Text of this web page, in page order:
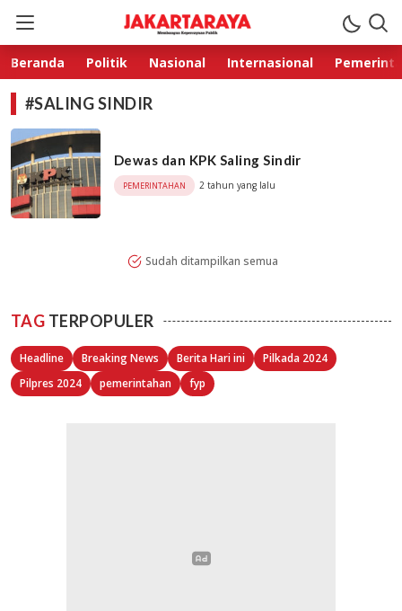
Jakarta Raya
Membangun Kepercayaan Publik
Beranda Politik Nasional Internasional
#SALING SINDIR
Dewas dan KPK Saling Sindir
PEMERINTAHAN 2 tahun yang lalu
Sudah ditampilkan semua
TAG TERPOPULER
Headline Breaking News Berita Hari ini
Pilkada 2024
Pilpres 2024
pemerintahan fyp